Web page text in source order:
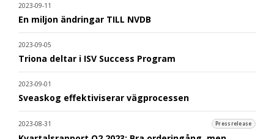
2023-09-11
En miljon ändringar TILL NVDB
2023-09-05
Triona deltar i ISV Success Program
2023-09-01
Sveaskog effektiviserar vägprocessen
2023-08-31 Pressrelease